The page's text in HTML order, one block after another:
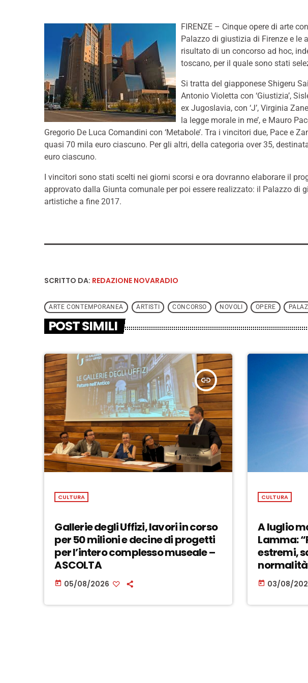
FIRENZE – Cinque opere di arte
Palazzo di giustizia di Firenze e le
risultato di un concorso ad hoc,
toscano, per il quale sono stati
Si tratta del giapponese Shigeru
Antonio Violetta con ‘Giustizia’,
ex Jugoslavia, con ‘J’, Virginia
la legge morale in me’, e Mauro
Gregorio De Luca Comandini con ‘Metabole’. Tra i vincitori due, Pace e
quasi 70 mila euro ciascuno. Per gli altri, della categoria over 35,
euro ciascuno.
I vincitori sono stati scelti nei giorni scorsi e ora dovranno elaborare il
approvato dalla Giunta comunale per poi essere realizzato: il Palazzo di
artistiche a fine 2017.
SCRITTO DA: REDAZIONE NOVARADIO
ARTE CONTEMPORANEA ARTISTI CONCORSO NOVOLI OPERE
POST SIMILI
insert_link
CULTURA
Gallerie degli Uffizi, lavori in corso
per 50 milioni e decine di progetti
per l’intero complesso museale –
ASCOLTA
today 05/08/2026
CULTURA
A luglio
Lamma:
estremi,
today 03/08/